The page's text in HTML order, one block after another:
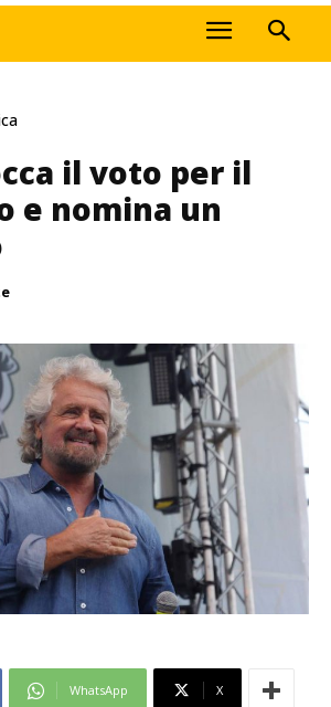
il voto per il
e nomina un
WhatsApp X